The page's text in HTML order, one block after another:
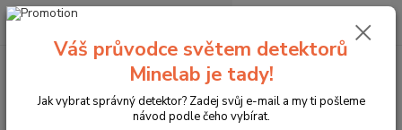
+420774877333
0 Kč
Váš průvodce světem detektorů
Minelab je tady!
Jak vybrat správný detektor? Zadej svůj e-mail a my ti pošleme
návod podle čeho vybírat.